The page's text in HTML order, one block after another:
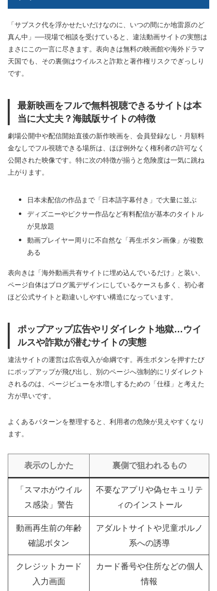
「サブスク代を浮かせたいだけなのに、いつの間にか地雷原のど
真ん中」──現場で相談を受けていると、違法動画サイトの実態は
まさにこの一言に尽きます。表向きは無料の映画館や海外ドラマ
天国でも、その裏側はウイルスと詐欺と著作権リスクでぎっしり
です。
最新映画をフルで無料視聴できるサイトは本
当に大丈夫？海賊版サイトの特徴
劇場公開中や配信開始直後の新作映画を、会員登録なし・月額料
金なしでフル視聴できる場所は、ほぼ例外なく権利者の許可なく
公開された映像です。特に次の特徴が揃うと危険度は一気に跳ね
上がります。
日本未配信の作品まで「日本語字幕付き」で大量に並ぶ
ディズニーやピクサー作品など有料配信が基本のタイトル
が見放題
動画プレイヤー周りに不自然な「再生ボタン画像」が複数
ある
表向きは「海外動画共有サイトに埋め込んでいるだけ」と装い、
ページ自体はブログ風デザインにしているケースも多く、初心者
ほど公式サイトと勘違いしやすい構造になっています。
ポップアップ広告やリダイレクト地獄…ウイ
ルスや詐欺が潜むサイトの実態
違法サイトの運営は広告収入が命綱です。再生ボタンを押すたび
にポップアップが飛び出し、別のページへ強制的にリダイレクト
されるのは、ページビューを水増しするための「仕様」と考えた
方が早いです。
よくあるパターンを整理すると、利用者の危険が見えやすくなり
ます。
表示のしかた 裏側で狙われるもの
「スマホがウイル
ス感染」警告
不要なアプリや偽セキュリテ
ィのインストール
動画再生前の年齢
確認ボタン
アダルトサイトや児童ポルノ
系への誘導
クレジットカード
入力画面
カード番号や住所などの個人
情報